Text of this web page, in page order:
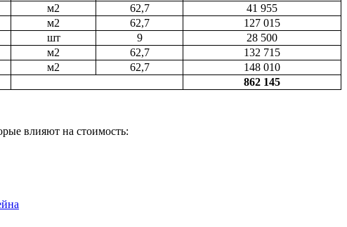
м2 62,7
41 955
м2 62,7
127 015
шт 9
28 500
м2 62,7
132 715
м2 62,7
148 010
862 145
влияют на стоимость: